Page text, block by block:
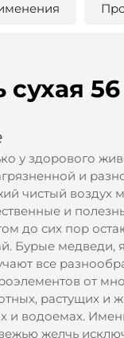
у здорового
и
чистый воздух
и
до сих пор
Бурые медведи,
все
от
растущих и
и водоемах.
желчь